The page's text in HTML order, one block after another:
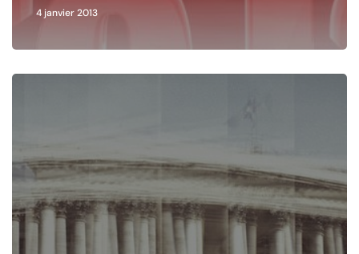
4 janvier 2013